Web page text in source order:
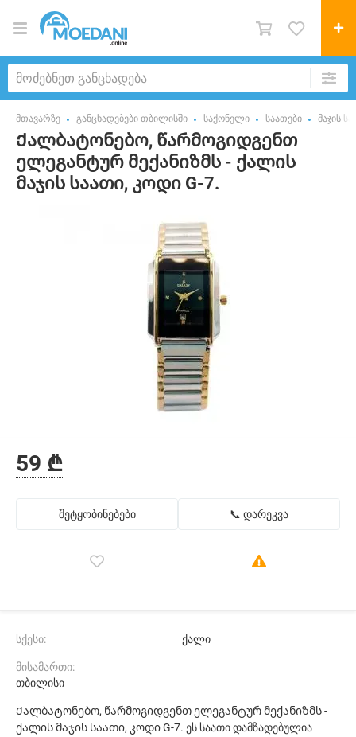
მთავარზე განცხადებები თბილისში საქონელი საათები მაჯის
Ქალბატონებო, წარმოგიდგენთ
ელეგანტურ მექანიზმს - ქალის
მაჯის საათი, კოდი G-7.
59 ₾
შეტყობინებები 📞 დარეკვა
სქესი: ქალი
მისამართი:
თბილისი
Ქალბატონებო, წარმოგიდგენთ ელეგანტურ მექანიზმს -
ქალის მაჯის საათი, კოდი G-7. ეს საათი დამზადებულია